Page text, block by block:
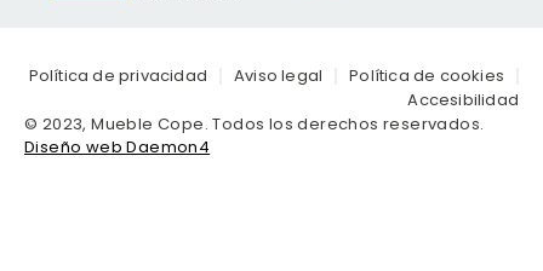
© 2023, Mueble Cope. Todos los derechos reservados.
Diseño web Daemon4
Política de privacidad Aviso legal
Política de cookies
Accesibilidad